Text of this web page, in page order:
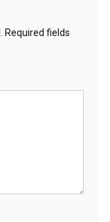
Required fields